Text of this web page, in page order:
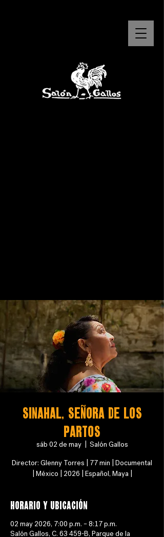
SINAHAL, SEÑORA DE LOS
PARTOS
sáb 02 de may
  |
Salón Gallos
Director: Glenny Torres | 77 min | Documental
| México | 2026 | Español, Maya |
Horario y ubicación
02 may 2026, 7:00 p.m. – 8:17 p.m.
Salón Gallos, C. 63 459-B, Parque de la